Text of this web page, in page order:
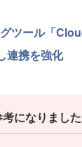
ツール「
連携を強化
になりまし